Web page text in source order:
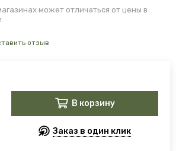
может отличаться от цены в
отзыв
В корзину
Заказ в один клик